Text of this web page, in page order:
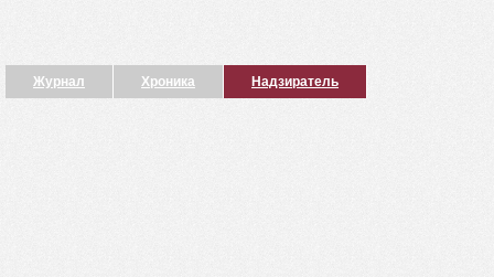
Журнал Хроника Надзиратель